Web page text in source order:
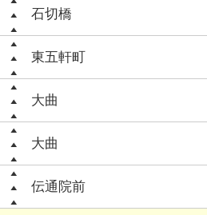
石切橋
東五軒町
大曲
大曲
伝通院前